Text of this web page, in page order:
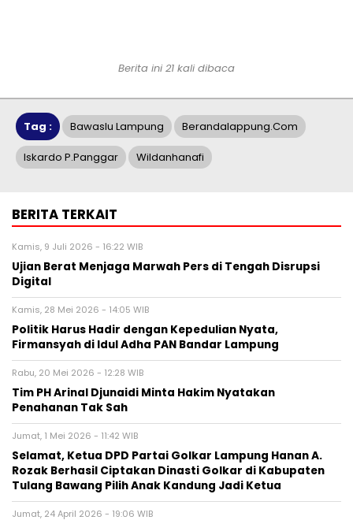
Berita ini 21 kali dibaca
Tag : Bawaslu Lampung Berandalappung.com
Iskardo P.Panggar Wildanhanafi
BERITA TERKAIT
Kamis, 9 Juli 2026 - 16:22 WIB
Ujian Berat Menjaga Marwah Pers di Tengah Disrupsi
Digital
Kamis, 28 Mei 2026 - 14:05 WIB
Politik Harus Hadir dengan Kepedulian Nyata,
Firmansyah di Idul Adha PAN Bandar Lampung
Rabu, 20 Mei 2026 - 12:28 WIB
Tim PH Arinal Djunaidi Minta Hakim Nyatakan
Penahanan Tak Sah
Jumat, 1 Mei 2026 - 11:42 WIB
Selamat, Ketua DPD Partai Golkar Lampung Hanan A.
Rozak Berhasil Ciptakan Dinasti Golkar di Kabupaten
Tulang Bawang Pilih Anak Kandung Jadi Ketua
Jumat, 24 April 2026 - 19:06 WIB